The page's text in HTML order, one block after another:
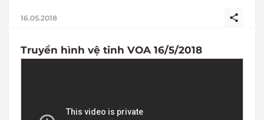
16.05.2018
Truyền hình vệ tinh VOA 16/5/2018